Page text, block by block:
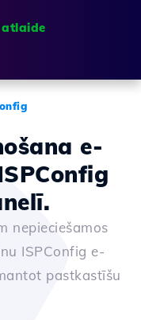
atlaide
e-
nepieciešamos
ISPConfig e-
pastkastīšu